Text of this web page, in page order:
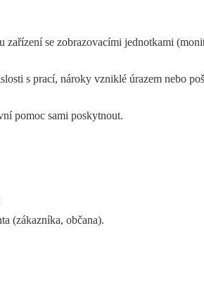
se zobrazovacími jednotkami
s prací, nároky vzniklé úrazem nebo
pomoc sami poskytnout.
(zákazníka, občana).